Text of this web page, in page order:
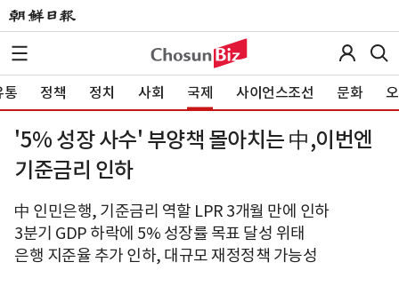
통 정책 정치 사회 국제 사이언스조선 문화
'5% 성장 사수' 부양책 몰아치는 中,이번엔
기준금리 인하
中 인민은행, 기준금리 역할 LPR 3개월 만에 인하
3분기 GDP 하락에 5% 성장률 목표 달성 위태
은행 지준율 추가 인하, 대규모 재정정책 가능성